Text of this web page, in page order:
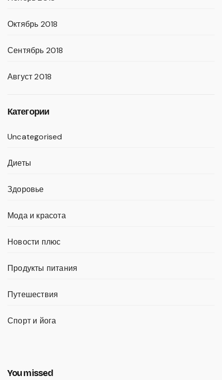
Октябрь 2018
Сентябрь 2018
Август 2018
Категории
Uncategorised
Диеты
Здоровье
Мода и красота
Новости плюс
Продукты питания
Путешествия
Спорт и йога
You missed